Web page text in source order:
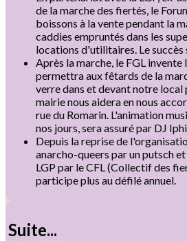
de la marche des fiertés, le
boissons à la vente pendant la
caddies empruntés dans les
locations d'utilitaires. Le succès
Après la marche, le FGL
permettra aux fêtards de la
verre dans et devant notre local
mairie nous aidera en nous
rue du Romarin. L'animation
nos jours, sera assuré par DJ
Depuis la reprise de
anarcho-queers par un putsch
LGP par le CFL (Collectif des
participe plus au défilé annuel.
Suite...